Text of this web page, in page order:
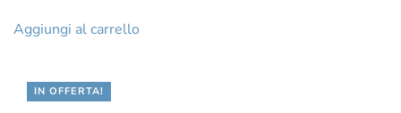
originaleattuale
Aggiungi al carrello
IN OFFERTA!